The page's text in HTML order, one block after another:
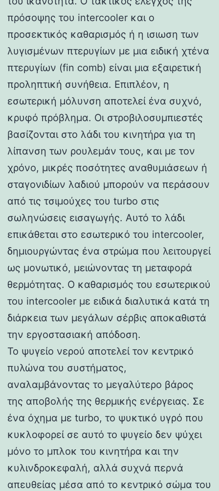
πρόσοψης του intercooler και ο
προσεκτικός καθαρισμός ή η ισιωση των
λυγισμένων πτερυγίων με μια ειδική χτένα
πτερυγίων (fin comb) είναι μια εξαιρετική
προληπτική συνήθεια. Επιπλέον, η
εσωτερική μόλυνση αποτελεί ένα συχνό,
κρυφό πρόβλημα. Οι στροβιλοσυμπιεστές
βασίζονται στο λάδι του κινητήρα για τη
λίπανση των ρουλεμάν τους, και με τον
χρόνο, μικρές ποσότητες αναθυμιάσεων ή
σταγονιδίων λαδιού μπορούν να περάσουν
από τις τσιμούχες του turbo στις
σωληνώσεις εισαγωγής. Αυτό το λάδι
επικάθεται στο εσωτερικό του intercooler,
δημιουργώντας ένα στρώμα που λειτουργεί
ως μονωτικό, μειώνοντας τη μεταφορά
θερμότητας. Ο καθαρισμός του εσωτερικού
του intercooler με ειδικά διαλυτικά κατά τη
διάρκεια των μεγάλων σέρβις αποκαθιστά
την εργοστασιακή απόδοση.
Το ψυγείο νερού αποτελεί τον κεντρικό
πυλώνα του συστήματος,
αναλαμβάνοντας το μεγαλύτερο βάρος
της αποβολής της θερμικής ενέργειας. Σε
ένα όχημα με turbo, το ψυκτικό υγρό που
κυκλοφορεί σε αυτό το ψυγείο δεν ψύχει
μόνο το μπλοκ του κινητήρα και την
κυλινδροκεφαλή, αλλά συχνά περνά
απευθείας μέσα από το κεντρικό σώμα του